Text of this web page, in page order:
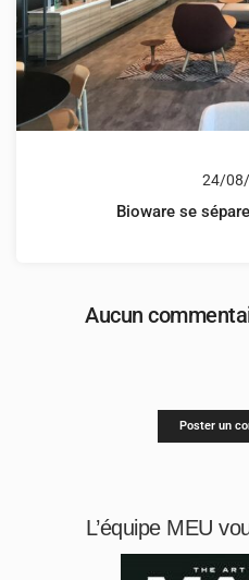
24/
Bioware se
Aucun
Poster un
L’équipe MEU